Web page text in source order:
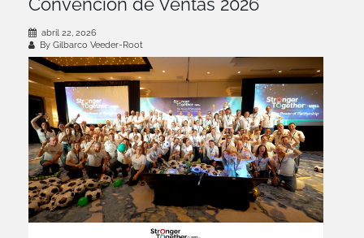
Convención de Ventas 2026
abril 22, 2026
By Gilbarco Veeder-Root